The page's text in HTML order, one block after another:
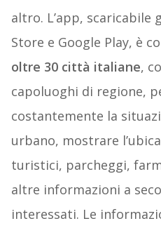
altro. L’app,
Store e Google Play, è
oltre 30 città italiane,
capoluoghi di regione,
costantemente la
urbano, mostrare
turistici, parcheggi,
altre informazioni a
interessati. Le